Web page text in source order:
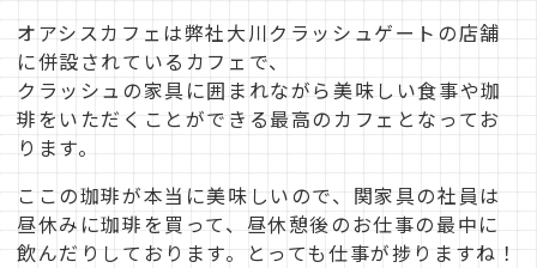
オアシスカフェは弊社大川クラッシュゲートの店舗
に併設されているカフェで、
クラッシュの家具に囲まれながら美味しい食事や珈
琲をいただくことができる最高のカフェとなってお
ります。
ここの珈琲が本当に美味しいので、関家具の社員は
昼休みに珈琲を買って、昼休憩後のお仕事の最中に
飲んだりしております。とっても仕事が捗りますね！